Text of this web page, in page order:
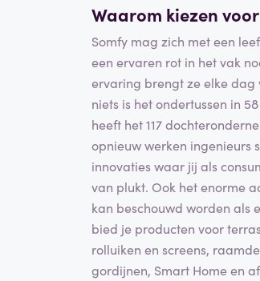
Waarom kiezen
Somfy mag zich met een
een ervaren rot in het vak
ervaring brengt ze elke dag
niets is het ondertussen in
heeft het 117
opnieuw werken ingenieurs
innovaties waar jij als
van plukt. Ook het enorme
kan beschouwd worden als
bied je producten voor
rolluiken en screens,
gordijnen, Smart Home en